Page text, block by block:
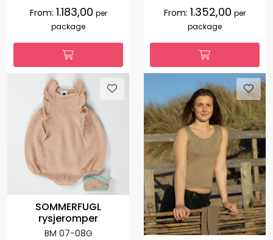
From: 1.183,00 per
package
From: 1.352,00 per
package
SOMMERFUGL
rysjeromper
BM 07-08G